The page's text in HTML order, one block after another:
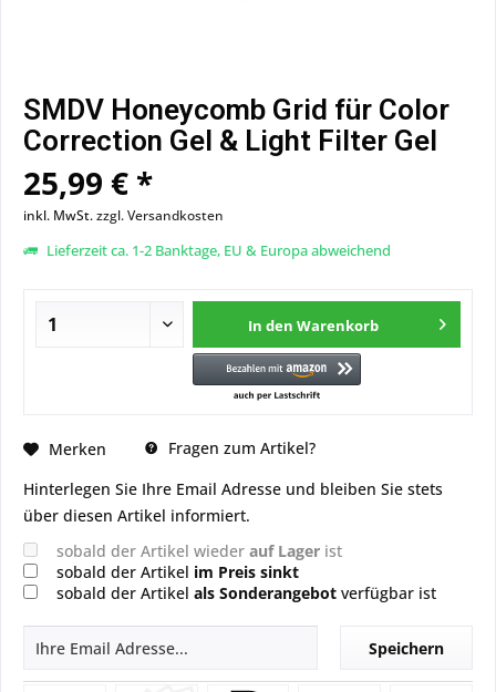
SMDV Honeycomb Grid für Color
Correction Gel & Light Filter Gel
25,99 € *
inkl. MwSt.zzgl. Versandkosten
Lieferzeit ca. 1-2 Banktage, EU & Europa abweichend
In den Warenkorb
Merken
Fragen zum Artikel?
Hinterlegen Sie Ihre Email Adresse und bleiben Sie stets
über diesen Artikel informiert.
sobald der Artikel wieder auf Lager ist
sobald der Artikel im Preis sinkt
sobald der Artikel als Sonderangebot verfügbar ist
Speichern